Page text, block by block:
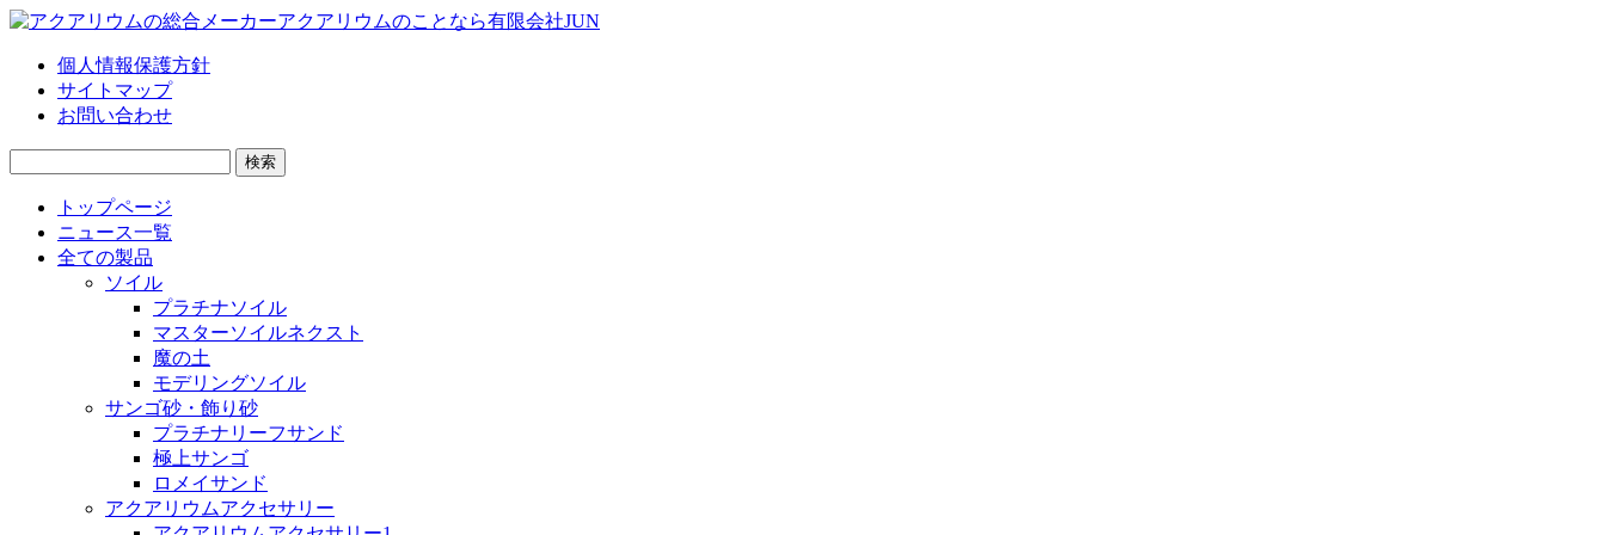
個人情報保護方針
サイトマップ
お問い合わせ
トップページ
ニュース一覧
全ての製品
ソイル
プラチナソイル
マスターソイルネクスト
魔の土
モデリングソイル
サンゴ砂・飾り砂
プラチナリーフサンド
極上サンゴ
ロメイサンド
アクアリウムアクセサリー